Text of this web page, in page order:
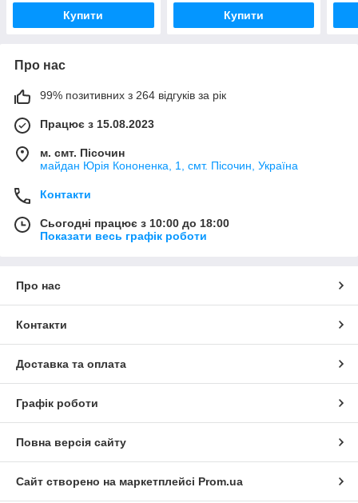
Купити Купити
Про нас
99% позитивних з 264 відгуків за рік
Працює з 15.08.2023
м. смт. Пісочин
майдан Юрія Кононенка, 1, смт. Пісочин, Україна
Контакти
Сьогодні працює з 10:00 до 18:00
Показати весь графік роботи
Про нас
Контакти
Доставка та оплата
Графік роботи
Повна версія сайту
Сайт створено на маркетплейсі Prom.ua